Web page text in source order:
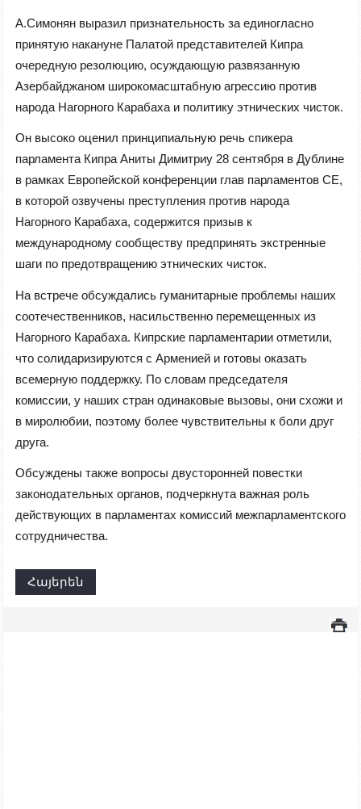
А.Симонян выразил признательность за единогласно
принятую накануне Палатой представителей Кипра
очередную резолюцию, осуждающую развязанную
Азербайджаном широкомасштабную агрессию против
народа Нагорного Карабаха и политику этнических чисток.
Он высоко оценил принципиальную речь спикера
парламента Кипра Аниты Димитриу 28 сентября в Дублине
в рамках Европейской конференции глав парламентов СЕ,
в которой озвучены преступления против народа
Нагорного Карабаха, содержится призыв к
международному сообществу предпринять экстренные
шаги по предотвращению этнических чисток.
На встрече обсуждались гуманитарные проблемы наших
соотечественников, насильственно перемещенных из
Нагорного Карабаха. Кипрские парламентарии отметили,
что солидаризируются с Арменией и готовы оказать
всемерную поддержку. По словам председателя
комиссии, у наших стран одинаковые вызовы, они схожи и
в миролюбии, поэтому более чувствительны к боли друг
друга.
Обсуждены также вопросы двусторонней повестки
законодательных органов, подчеркнута важная роль
действующих в парламентах комиссий межпарламентского
сотрудничества.
Հայերեն